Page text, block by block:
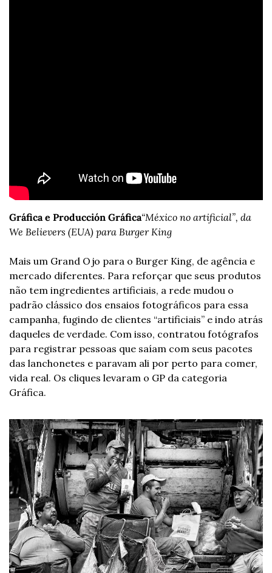
Gráfica e Producción Gráfica“México no artificial”, da
We Believers (EUA) para Burger King
Mais um Grand Ojo para o Burger King, de agência e
mercado diferentes. Para reforçar que seus produtos
não tem ingredientes artificiais, a rede mudou o
padrão clássico dos ensaios fotográficos para essa
campanha, fugindo de clientes “artificiais” e indo atrás
daqueles de verdade. Com isso, contratou fotógrafos
para registrar pessoas que saíam com seus pacotes
das lanchonetes e paravam ali por perto para comer,
vida real. Os cliques levaram o GP da categoria
Gráfica.